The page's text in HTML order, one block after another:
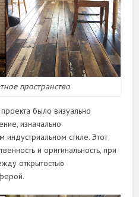
пространство
было визуально
изначально
стиле. Этот
и оригинальность, при
открытостью